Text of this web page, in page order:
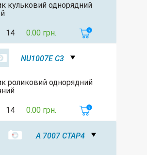
кульковий однорядний
14 0.00 грн.
NU1007E C3
роликовий однорядний
14 0.00 грн.
A 7007 CTAP4